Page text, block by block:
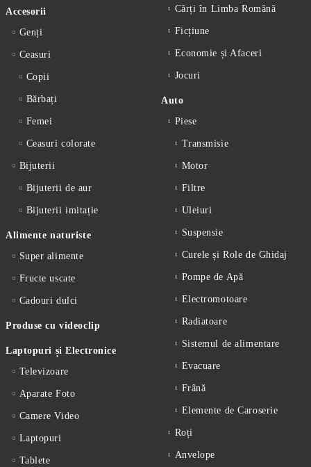
Accesorii
Genți
Ceasuri
Copii
Bărbați
Femei
Ceasuri colorate
Bijuterii
Bijuterii de aur
Bijuterii imitație
Alimente naturiste
Super alimente
Fructe uscate
Cadouri dulci
Produse cu videoclip
Laptopuri și Electronice
Televizoare
Aparate Foto
Camere Video
Laptopuri
Tablete
Cărți în Limba Romănă
Ficțiune
Economie și Afaceri
Jocuri
Auto
Piese
Transmisie
Motor
Filtre
Uleiuri
Suspensie
Curele și Role de Ghidaj
Pompe de Apă
Electromotoare
Radiatoare
Sistemul de alimentare
Evacuare
Frână
Elemente de Caroserie
Roți
Anvelope